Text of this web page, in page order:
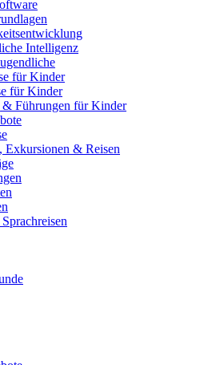
Intelligenz
für Kinder
für Kinder
Führungen für Kinder
Exkursionen & Reisen